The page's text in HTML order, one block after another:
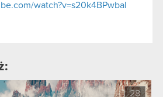
watch?v=s20k4BPwbaI
28